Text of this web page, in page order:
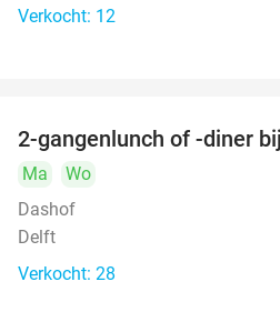
Verkocht: 12
2-gangenlunch of -diner
Ma
Wo
Dashof
Delft
Verkocht: 28